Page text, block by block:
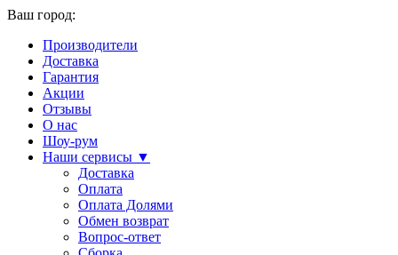
Ваш город:
Производители
Доставка
Гарантия
Акции
Отзывы
О нас
Шоу-рум
Наши сервисы ▼
Доставка
Оплата
Оплата Долями
Обмен возврат
Вопрос-ответ